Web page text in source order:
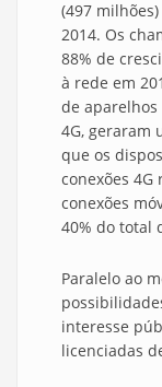
(497
2014. Os
88% de
à rede em
de aparelhos
4G, geraram
que os
conexões 4G
conexões
40% do total
Paralelo ao
interesse
licenciadas